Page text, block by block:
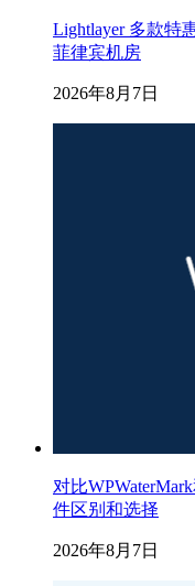
Lightlayer 多款特
菲律宾机房
2026年8月7日
对比
件区别和选择
2026年8月7日